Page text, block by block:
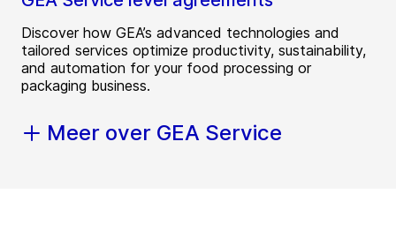
Discover how GEA’s advanced technologies and
tailored services optimize productivity, sustainability,
and automation for your food processing or
packaging business.
Meer over GEA Service